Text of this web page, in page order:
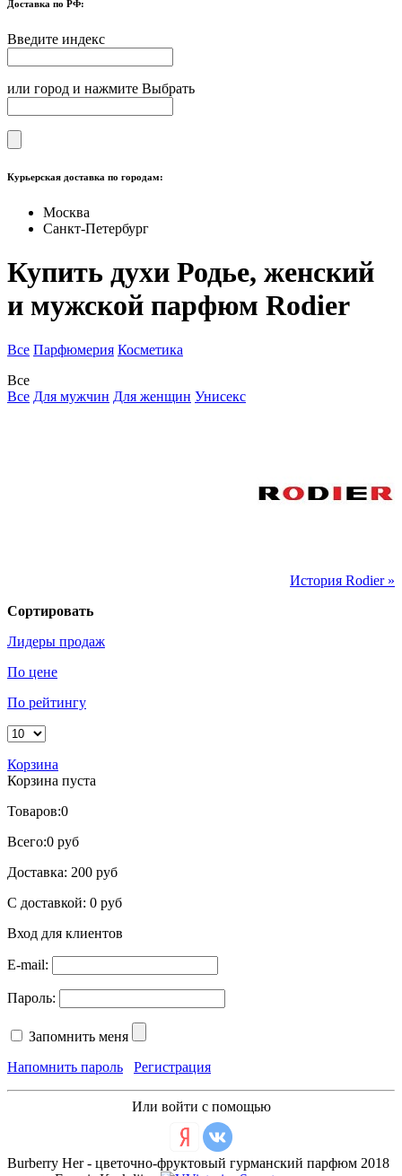
Доставка по РФ:
Введите индекс
или город и нажмите Выбрать
Курьерская доставка по городам:
Москва
Санкт-Петербург
Купить духи Родье, женский
и мужской парфюм Rodier
Все Парфюмерия Косметика
Все
Все Для мужчин Для женщин Унисекс
История Rodier »
Сортировать
Лидеры продаж
По цене
По рейтингу
Корзина
Корзина пуста
Товаров:0
Всего:0 руб
Доставка: 200 руб
С доставкой: 0 руб
Вход для клиентов
E-mail:
Пароль:
Запомнить меня
Напомнить пароль
Регистрация
Или войти с помощью
Burberry Her - цветочно-фруктовый гурманский парфюм 2018